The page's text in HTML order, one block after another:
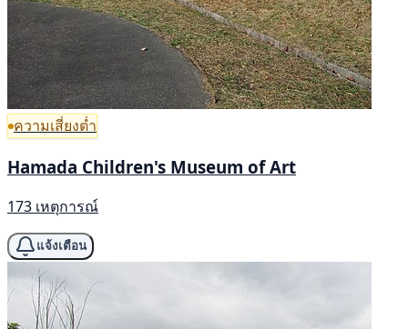
ความเสี่ยงต่ำ
Hamada Children's Museum of Art
173 เหตุการณ์
แจ้งเตือน